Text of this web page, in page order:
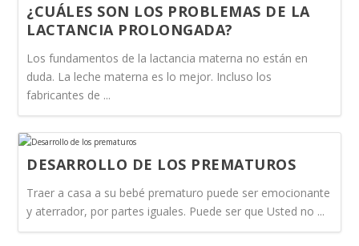
¿CUÁLES SON LOS PROBLEMAS DE LA
LACTANCIA PROLONGADA?
Los fundamentos de la lactancia materna no están en
duda. La leche materna es lo mejor. Incluso los
fabricantes de ...
DESARROLLO DE LOS PREMATUROS
Traer a casa a su bebé prematuro puede ser emocionante
y aterrador, por partes iguales. Puede ser que Usted no ...